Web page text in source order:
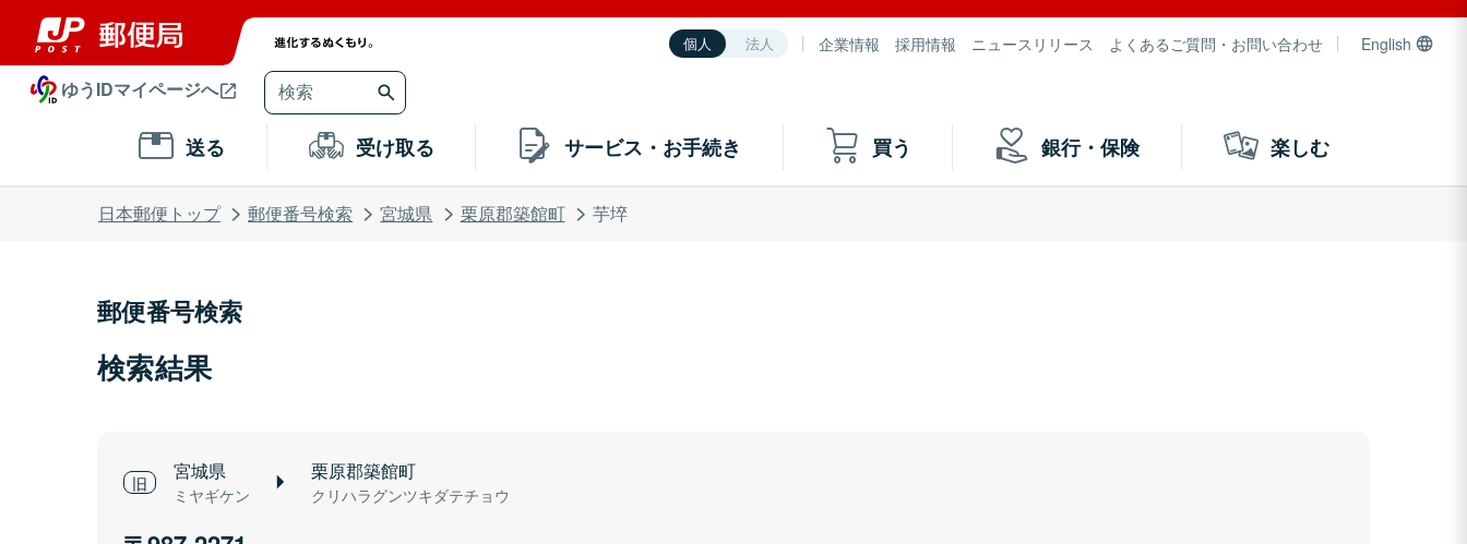
個人 法人 企業情報 採用情報 ニュースリリース よくあるご質問・お問い合わせ English
ゆうIDマイページへ
送る 受け取る サービス・お手続き 買う 銀行・保険 楽しむ
日本郵便トップ 郵便番号検索 宮城県 栗原郡築館町 芋埣
郵便番号検索
検索結果
宮城県
ミヤギケン
栗原郡築館町
クリハラグンツキダテチョウ